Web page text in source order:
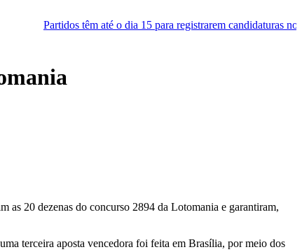
até o dia 15 para registrarem candidaturas nos tribunais
as 20 dezenas do concurso 2894 da Lotomania e garantiram,
terceira aposta vencedora foi feita em Brasília, por meio dos